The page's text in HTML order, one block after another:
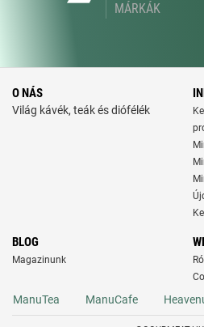
MÁRKÁK
O NÁS
Világ kávék, teák és diófélék
BLOG
Magazinunk
ManuTea ManuCafe